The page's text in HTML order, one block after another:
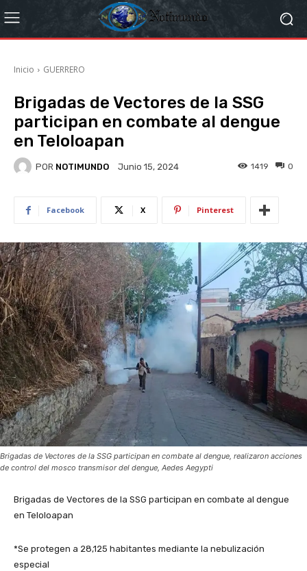
Inicio GUERRERO
Brigadas de Vectores de la SSG
participan en combate al dengue
en Teloloapan
POR NOTIMUNDO Junio 15, 2024 0
1419
Facebook X Pinterest
Brigadas de Vectores de la SSG participan en combate al dengue, realizaron acciones
de control del mosco transmisor del dengue, Aedes Aegypti
Brigadas de Vectores de la SSG participan en combate al dengue
en Teloloapan
*Se protegen a 28,125 habitantes mediante la nebulización
especial